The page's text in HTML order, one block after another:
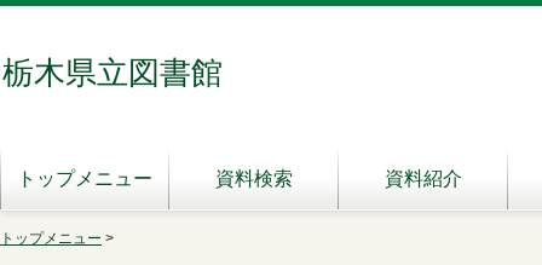
栃木県立図書館
トップメニュー 資料検索 資料紹介
トップメニュー >